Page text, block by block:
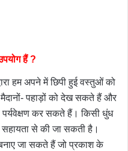
हैं ?
हम अपने में छिपी हुई वस्तुओं को
पहाड़ों को देख सकते हैं और
कर सकते हैं। किसी धुंध
सहायता से की जा सकती है।
जा सकते हैं जो प्रकाश के